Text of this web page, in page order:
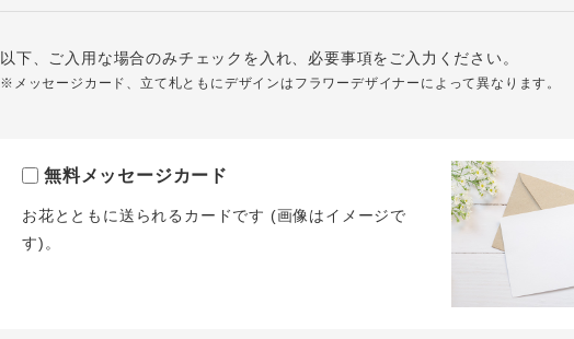
以下、ご入用な場合のみチェックを入れ、必要事項をご入力ください。
※メッセージカード、立て札ともにデザインはフラワーデザイナーによって異なります。
無料メッセージカード
お花とともに送られるカードです (画像はイメージで
す)。